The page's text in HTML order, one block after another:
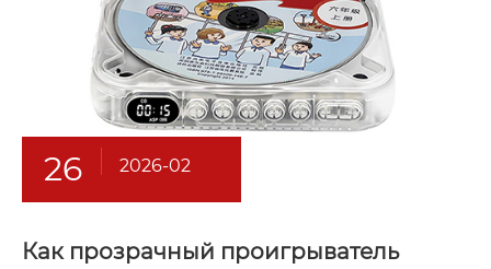
26 2026-02
Как прозрачный проигрыватель